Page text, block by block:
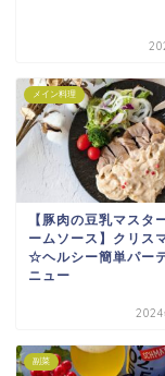
メイン料理
【豚肉の豆乳マスタ
ームソース】クリス
☆ヘルシー簡単パー
ニュー
2024
副菜